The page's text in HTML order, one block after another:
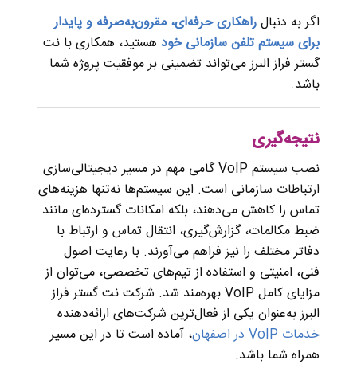
اگر به دنبالراهکاری حرفه‌ای، مقرون‌به‌صرفه و پایدار
برای سیستم تلفن سازمانی خود هستید، همکاری با نت
گستر فراز البرز می‌تواند تضمینی بر موفقیت پروژه شما
باشد.
نتیجه‌گیری
نصب سیستم VoIP گامی مهم در مسیر دیجیتالی‌سازی
ارتباطات سازمانی است. این سیستم‌ها نه‌تنها هزینه‌های
تماس را کاهش می‌دهند، بلکه امکانات گسترده‌ای مانند
ضبط مکالمات، گزارش‌گیری، انتقال تماس و ارتباط با
دفاتر مختلف را نیز فراهم می‌آورند. با رعایت اصول
فنی، امنیتی و استفاده از تیم‌های تخصصی، می‌توان از
مزایای کامل VoIP بهره‌مند شد. شرکت نت گستر فراز
البرز به‌عنوان یکی از فعال‌ترین شرکت‌های ارائه‌دهنده
خدمات VoIP در اصفهان
، آماده است تا در این مسیر
همراه شما باشد.